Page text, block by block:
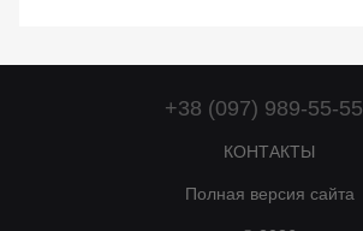
+38 (097) 989-55-55
КОНТАКТЫ
Полная версия сайта